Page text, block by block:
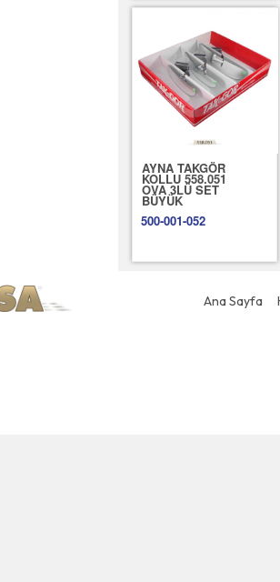
AYNA TAKGÖR
KOLLU 558.051
OVA 3LÜ SET
BÜYÜK
500-001-052
Ana Sayfa